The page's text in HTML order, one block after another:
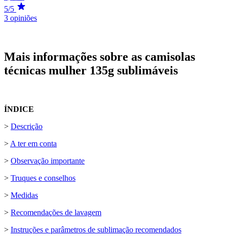
5/5
3 opiniões
Mais informações sobre as camisolas
técnicas mulher 135g sublimáveis
ÍNDICE
> Descrição
> A ter em conta
> Observação importante
> Truques e conselhos
> Medidas
> Recomendações de lavagem
> Instruções e parâmetros de sublimação recomendados